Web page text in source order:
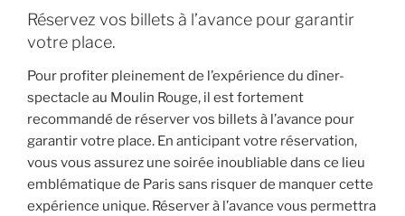
Réservez vos billets à l’avance pour garantir
votre place.
Pour profiter pleinement de l’expérience du dîner-
spectacle au Moulin Rouge, il est fortement
recommandé de réserver vos billets à l’avance pour
garantir votre place. En anticipant votre réservation,
vous vous assurez une soirée inoubliable dans ce lieu
emblématique de Paris sans risquer de manquer cette
expérience unique. Réserver à l’avance vous permettra